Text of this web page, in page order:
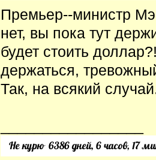
Премьер--министр
нет, вы пока тут
будет стоить
держаться,
Так, на всякий